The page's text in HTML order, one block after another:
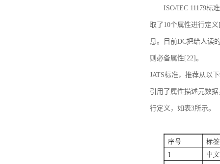
ISO/IEC 11179标
取了10个属性进行定
息。目前DC把给人读
则必备属性[22]。
JATS标准，推荐从以
引用了属性描述元数
行定义，如表3所示。